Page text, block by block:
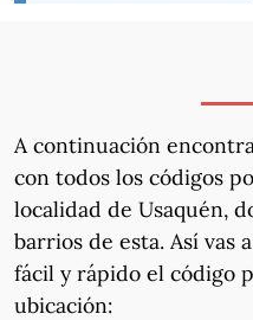
A continuación
con todos los códigos
localidad de Usaquén,
barrios de esta. Así vas
fácil y rápido el código
ubicación: